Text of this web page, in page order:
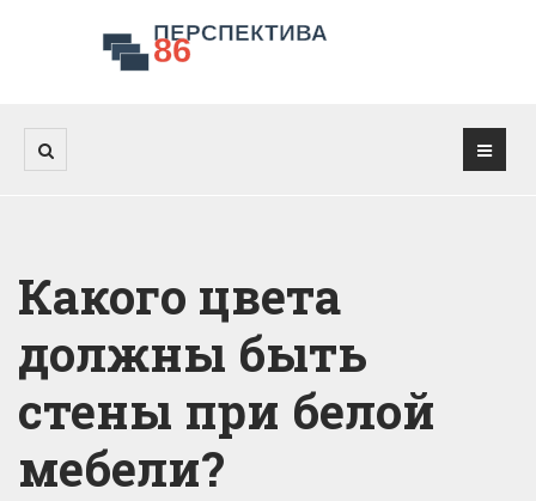
Какого цвета
должны быть
стены при белой
мебели?